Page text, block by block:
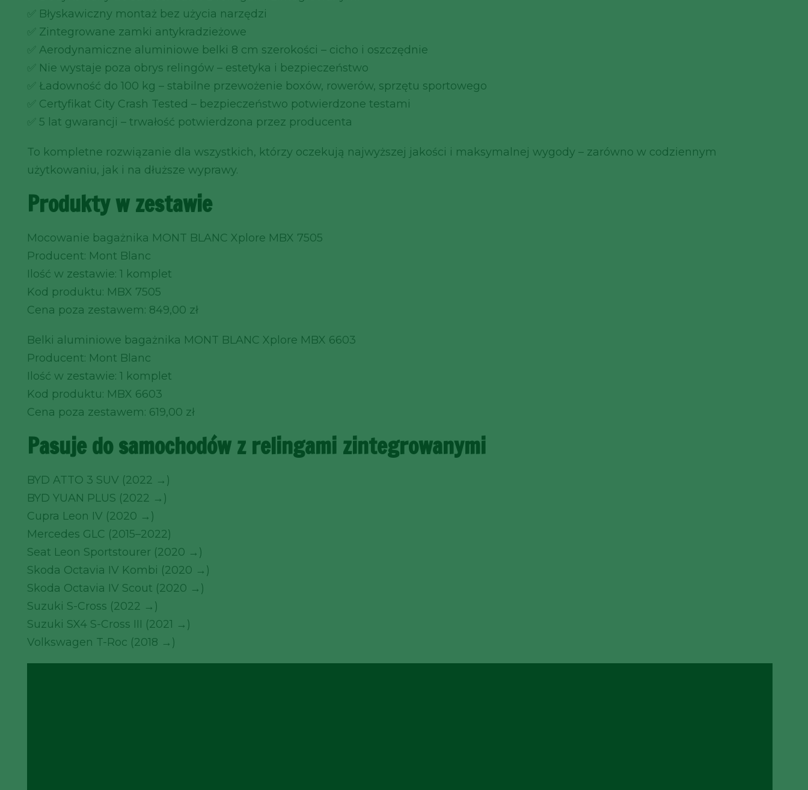
✅ Błyskawiczny montaż bez użycia narzędzi
✅ Zintegrowane zamki antykradzieżowe
✅ Aerodynamiczne aluminiowe belki 8 cm szerokości – cicho i oszczędnie
✅ Nie wystaje poza obrys relingów – estetyka i bezpieczeństwo
✅ Ładowność do 100 kg – stabilne przewożenie boxów, rowerów, sprzętu sportowego
✅ Certyfikat City Crash Tested – bezpieczeństwo potwierdzone testami
✅ 5 lat gwarancji – trwałość potwierdzona przez producenta
To kompletne rozwiązanie dla wszystkich, którzy oczekują najwyższej jakości i maksymalnej wygody – zarówno w codziennym
użytkowaniu, jak i na dłuższe wyprawy.
Produkty w zestawie
Mocowanie bagażnika MONT BLANC Xplore MBX 7505
Producent: Mont Blanc
Ilość w zestawie: 1 komplet
Kod produktu: MBX 7505
Cena poza zestawem: 849,00 zł
Belki aluminiowe bagażnika MONT BLANC Xplore MBX 6603
Producent: Mont Blanc
Ilość w zestawie: 1 komplet
Kod produktu: MBX 6603
Cena poza zestawem: 619,00 zł
Pasuje do samochodów z relingami zintegrowanymi
BYD ATTO 3 SUV (2022 →)
BYD YUAN PLUS (2022 →)
Cupra Leon IV (2020 →)
Mercedes GLC (2015–2022)
Seat Leon Sportstourer (2020 →)
Skoda Octavia IV Kombi (2020 →)
Skoda Octavia IV Scout (2020 →)
Suzuki S-Cross (2022 →)
Suzuki SX4 S-Cross III (2021 →)
Volkswagen T-Roc (2018 →)